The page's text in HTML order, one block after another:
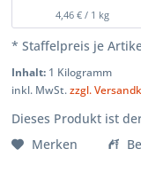
4,46 € / 1 kg
* Staffelpreis je
Inhalt: 1 Kilogramm
inkl. MwSt.zzgl.
Dieses Produkt ist
Merken